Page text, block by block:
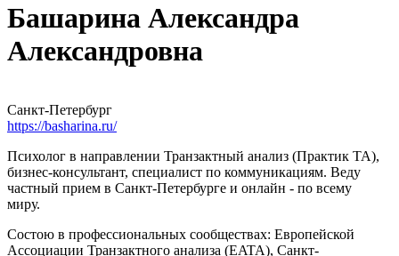
Башарина Александра
Александровна
Санкт-Петербург
https://basharina.ru/
Психолог в направлении Транзактный анализ (Практик ТА),
бизнес-консультант, специалист по коммуникациям. Веду
частный прием в Санкт-Петербурге и онлайн - по всему
миру.
Состою в профессиональных сообществах: Европейской
Ассоциации Транзактного анализа (EATA), Санкт-